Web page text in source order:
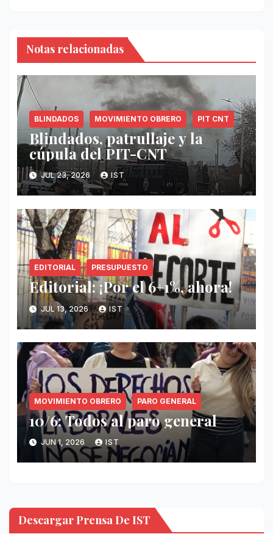
Notas relacionadas
BLINDADOS MOVIMIENTO OBRERO PIT CNT
Blindados, patrullaje y la
cúpula del PIT-CNT
JUL 23, 2026 IST
EDITORIAL PRESUPUESTO
Editorial: ¡Por el 6+1%, ahora!
JUL 13, 2026 IST
MOVIMIENTO OBRERO PARO GENERAL
10/6: Todos al paro general
JUN 1, 2026 IST
Descargar Prensa De IST